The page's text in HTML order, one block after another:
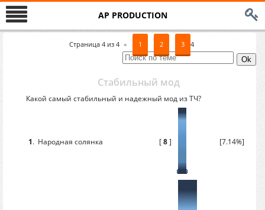
AP PRODUCTION
Страница 4 из 4 « 1 2 3 4
Стабильный мод
Какой самый стабильный и надежный мод из ТЧ?
1. Народная солянка [8] [7.14%]